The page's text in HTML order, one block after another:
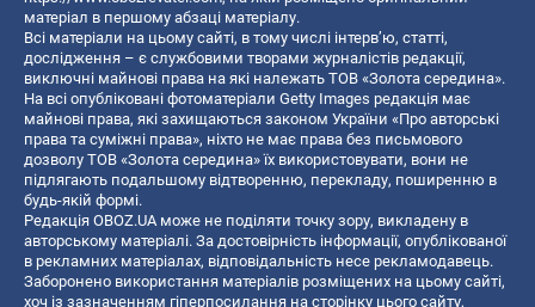
матеріал в першому абзаці матеріалу.
Всі матеріали на цьому сайті, в тому числі інтерв’ю, статті,
дослідження – є службовими творами журналістів редакції,
виключні майнові права на які належать ТОВ «Золота середина».
На всі опубліковані фотоматеріали Getty Images редакція має
майнові права, які захищаються законом України «Про авторські
права та суміжні права», ніхто не має права без письмового
дозволу ТОВ «Золота середина» їх використовувати, вони не
підлягають подальшому відтворенню, перекладу, поширенню в
будь-якій формі.
Редакція OBOZ.UA може не поділяти точку зору, викладену в
авторському матеріалі. За достовірність інформації, опублікованої
в рекламних матеріалах, відповідальність несе рекламодавець.
Заборонено використання матеріалів розміщених на цьому сайті,
хоч із зазначенням гіперпосилання на сторінку цього сайту,